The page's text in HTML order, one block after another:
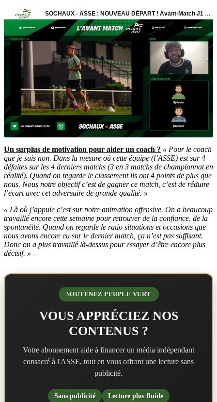
Un surplus de motivation pour aider un coach ? « Pour le coach
que je suis non. Dans la mesure où cette équipe (l’ASSE) est sur 4
défaites sur les 4 derniers matchs (3 en 3 matchs de championnat en
réalité). Quand on regarde le classement ils ont 4 points de plus que
nous. Nous notre objectif c’est de gagner ce match, c’est de réduire
l’écart avec cet adversaire de grande qualité. »
« Là où j’appuie c’est sur notre animation offensive. On a beaucoup
travaillé encore cette semaine pour retrouver de la confiance, de la
spontanéité. Quand on regarde le ratio situations et occasions que
nous avons encore eu sur le dernier match, ça n’est pas suffisant.
Donc on a plus travaillé là-dessus pour essayer d’être encore plus
décisif. »
SOUTENEZ PEUPLE VERT
VOUS APPRÉCIEZ NOS
CONTENUS ?
Votre abonnement aide à financer un média indépendant
consacré à l'ASSE, tout en vous offrant une lecture sans
publicité.
Sans publicité Lecture plus fluide